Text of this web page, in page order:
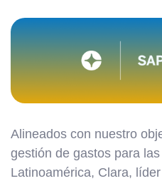
Alineados con nuestro
gestión de gastos para
Latinoamérica, Clara,